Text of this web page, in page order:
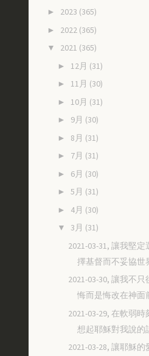
► 2023 (365)
► 2022 (365)
▼ 2021 (365)
► 12月 (31)
► 11月 (30)
► 10月 (31)
► 9月 (30)
► 8月 (31)
► 7月 (31)
► 6月 (30)
► 5月 (31)
► 4月 (30)
▼ 3月 (31)
2021-03-31, 讓我堅定
擇基督而不妥協世
2021-03-30, 讓我不只
悔而是悔改在神面
2021-03-29, 在軟弱時
想起耶穌對我說的
2021-03-28, 讓耶穌的